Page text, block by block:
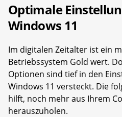
Optimale
Windows 11
Im digitalen Zeitalter ist ein
Betriebssystem Gold wert.
Optionen sind tief in den
Windows 11 versteckt. Die
hilft, noch mehr aus Ihrem
herauszuholen.